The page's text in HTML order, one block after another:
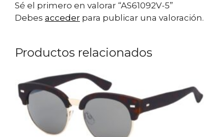
Sé el primero en valorar “AS61092V-5”
Debes acceder para publicar una valoración.
Productos relacionados